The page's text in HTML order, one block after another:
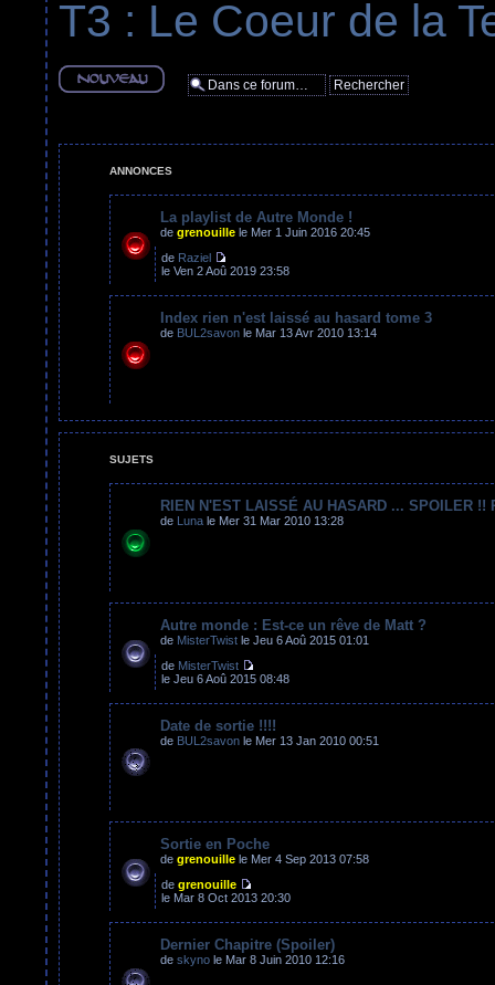
T3 : Le Coeur de la
ANNONCES
La playlist de Autre Monde !
de grenouillele Mer 1 Juin 2016 20:45
de Raziel
le Ven 2 Aoû 2019 23:58
Index rien n'est laissé au hasard tome 3
de BUL2savonle Mar 13 Avr 2010 13:14
SUJETS
RIEN N'EST LAISSÉ AU HASARD ... SPOILER !!
de Lunale Mer 31 Mar 2010 13:28
Autre monde : Est-ce un rêve de Matt ?
de MisterTwistle Jeu 6 Aoû 2015 01:01
de MisterTwist
le Jeu 6 Aoû 2015 08:48
Date de sortie !!!!
de BUL2savonle Mer 13 Jan 2010 00:51
Sortie en Poche
de grenouillele Mer 4 Sep 2013 07:58
de grenouille
le Mar 8 Oct 2013 20:30
Dernier Chapitre (Spoiler)
de skynole Mar 8 Juin 2010 12:16